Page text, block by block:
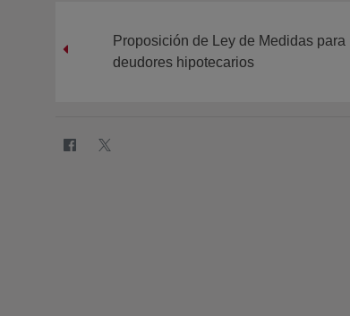
Proposición de Ley de Medidas
deudores hipotecarios